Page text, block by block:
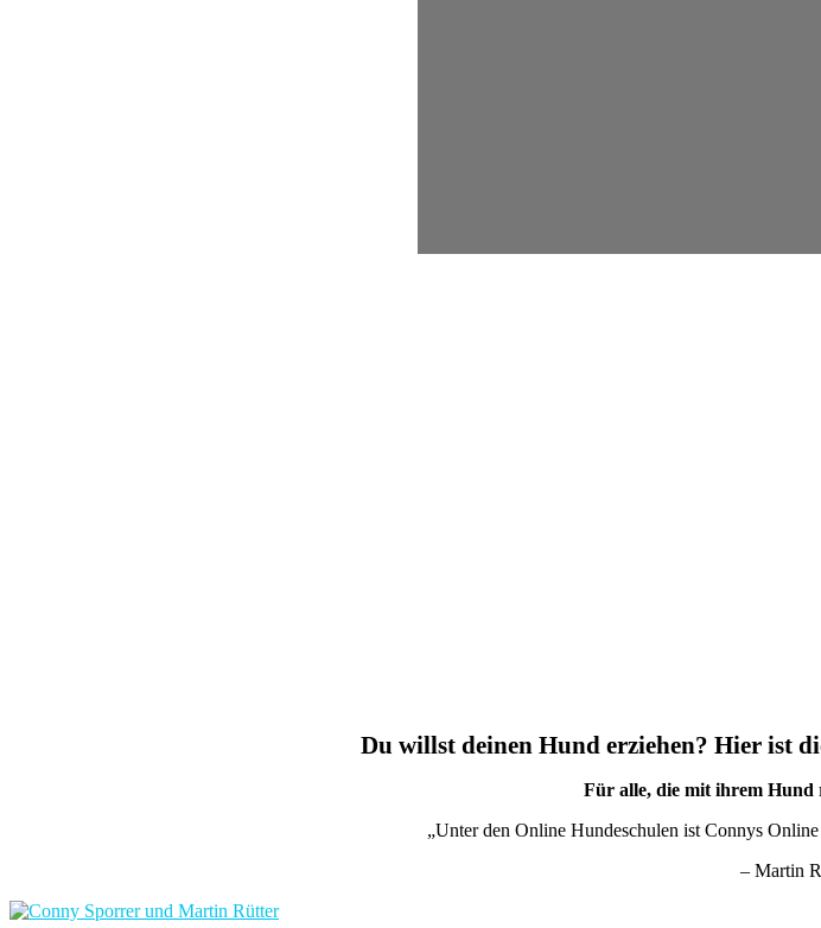
Du willst deinen Hund erziehen? Hier ist
Für alle, die mit ihrem
„Unter den Online Hundeschulen ist Connys
– Martin